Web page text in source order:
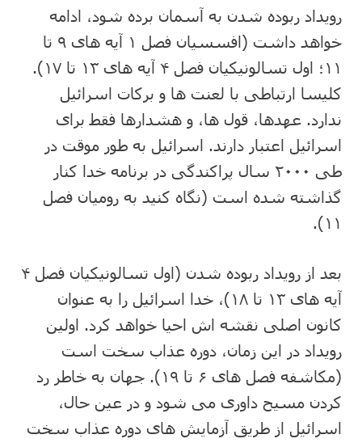
رویداد ربوده شدن به آسمان برده شود، ادامه
خواهد داشت (افسسیان فصل ۱ آیه های ۹ تا
۱۱؛ اول تسالونیکیان فصل ۴ آیه های ۱۳ تا ۱۷).
کلیسا ارتباطی با لعنت ها و برکات اسرائیل
ندارد. عهدها، قول ها، و هشدارها فقط برای
اسرائیل اعتبار دارند. اسرائیل به طور موقت در
طی ۲۰۰۰ سال پراکندگی در برنامه خدا کنار
گذاشته شده است (نگاه کنید به رومیان فصل
۱۱).
بعد از رویداد ربوده شدن (اول تسالونیکیان فصل ۴
آیه های ۱۳ تا ۱۸)، خدا اسرائیل را به عنوان
کانون اصلی نقشه اش احیا خواهد کرد. اولین
رویداد در این زمان، دوره عذاب سخت است
(مکاشفه فصل های ۶ تا ۱۹). جهان به خاطر رد
کردن مسیح داوری می شود و در عین حال،
اسرائیل از طریق آزمایش های دوره عذاب سخت